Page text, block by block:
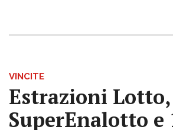
VINCITE
Estrazioni Lotto,
SuperEnalotto e